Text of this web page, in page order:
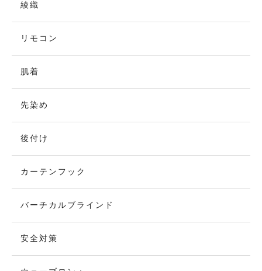
綾織
リモコン
肌着
先染め
後付け
カーテンフック
バーチカルブラインド
安全対策